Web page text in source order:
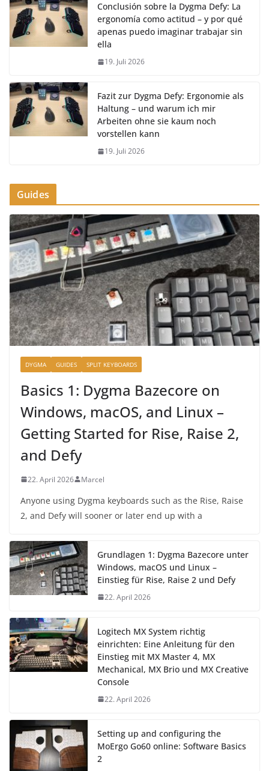
Conclusión sobre la Dygma Defy: La
ergonomía como actitud – y por qué
apenas puedo imaginar trabajar sin
ella
19. Juli 2026
Fazit zur Dygma Defy: Ergonomie als
Haltung – und warum ich mir
Arbeiten ohne sie kaum noch
vorstellen kann
19. Juli 2026
Guides
DYGMA GUIDES SPLIT KEYBOARDS
Basics 1: Dygma Bazecore on
Windows, macOS, and Linux –
Getting Started for Rise, Raise 2,
and Defy
22. April 2026 Marcel
Anyone using Dygma keyboards such as the Rise, Raise
2, and Defy will sooner or later end up with a
Grundlagen 1: Dygma Bazecore unter
Windows, macOS und Linux –
Einstieg für Rise, Raise 2 und Defy
22. April 2026
Logitech MX System richtig
einrichten: Eine Anleitung für den
Einstieg mit MX Master 4, MX
Mechanical, MX Brio und MX Creative
Console
22. April 2026
Setting up and configuring the
MoErgo Go60 online: Software Basics
2